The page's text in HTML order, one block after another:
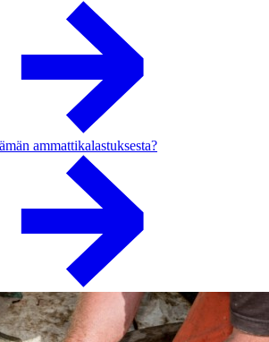
ammattikalastuksesta?